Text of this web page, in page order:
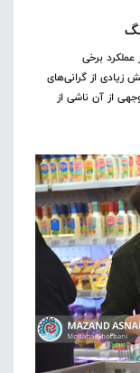
عملکرد برخی
زیادی از گرانی‌های
از آن ناشی از